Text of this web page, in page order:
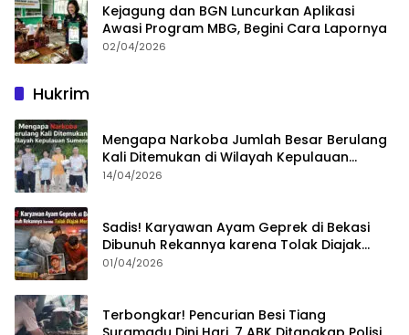
Kejagung dan BGN Luncurkan Aplikasi
Awasi Program MBG, Begini Cara Lapornya
02/04/2026
Hukrim
Mengapa Narkoba Jumlah Besar Berulang
Kali Ditemukan di Wilayah Kepulauan
Sumenep?
14/04/2026
Sadis! Karyawan Ayam Geprek di Bekasi
Dibunuh Rekannya karena Tolak Diajak
Merampok Majikan
01/04/2026
Terbongkar! Pencurian Besi Tiang